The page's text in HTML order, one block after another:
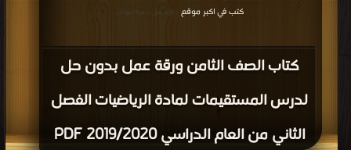
كتاب الصف الثامن ورقة عمل بدون حل
لدرس المستقيمات لمادة الرياضيات الفصل
الثاني من العام الدراسي 2019/2020 PDF
كتب في اكبر موقع | التحميل : مرة/مرات